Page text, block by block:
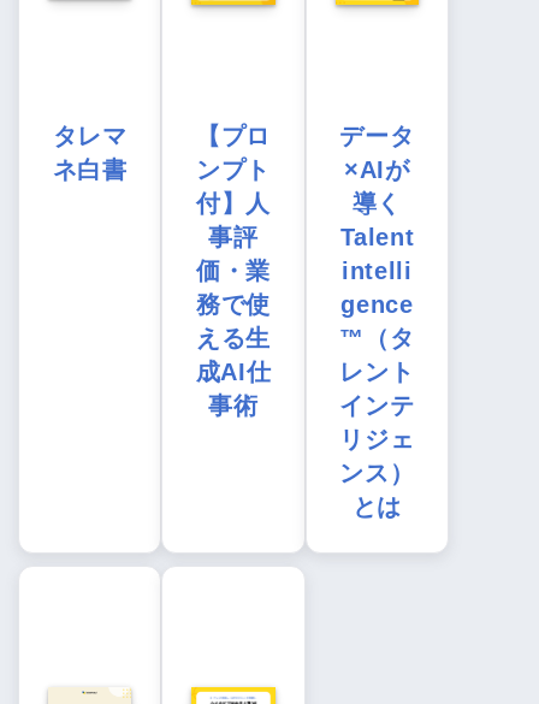
タレマ
ネ白書
【プロ
ンプト
付】人
事評
価・業
務で使
える生
成AI仕
事術
データ
×AIが
導く
Talent
intelli
gence
™（タ
レント
インテ
リジェ
ンス）
とは